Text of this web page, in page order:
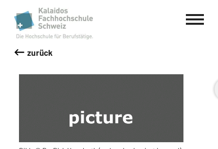
Kalaidos Fachhochschule Schweiz
zurück